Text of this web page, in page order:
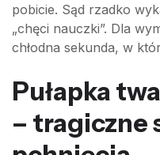
pobicie. Sąd rzadko
„chęci nauczki”. Dla
chłodna sekunda, w
Pułapka
– tragiczne